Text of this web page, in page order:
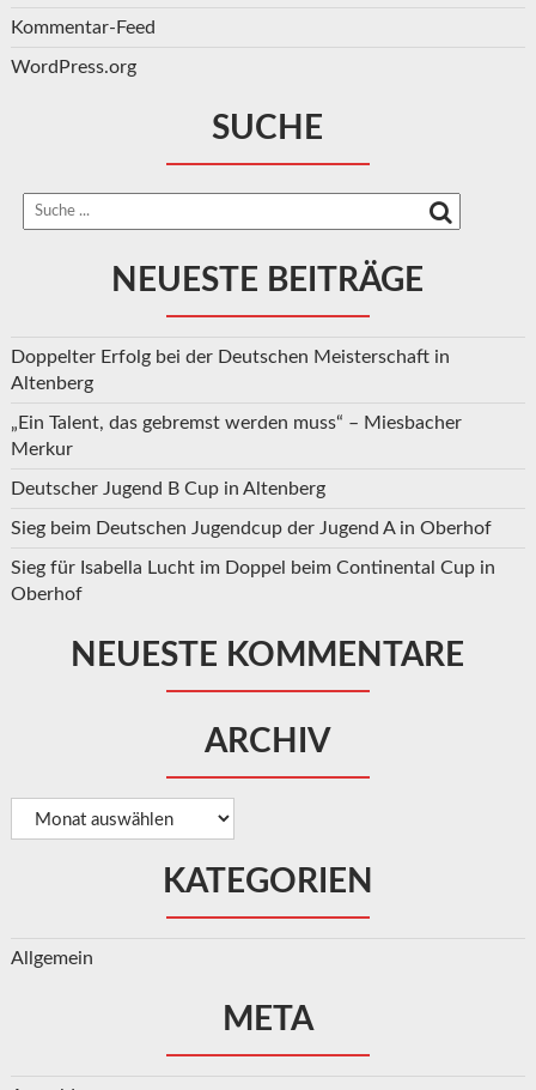
Kommentar-Feed
WordPress.org
SUCHE
NEUESTE BEITRÄGE
Doppelter Erfolg bei der Deutschen Meisterschaft in
Altenberg
„Ein Talent, das gebremst werden muss“ – Miesbacher
Merkur
Deutscher Jugend B Cup in Altenberg
Sieg beim Deutschen Jugendcup der Jugend A in Oberhof
Sieg für Isabella Lucht im Doppel beim Continental Cup in
Oberhof
NEUESTE KOMMENTARE
ARCHIV
Archiv
KATEGORIEN
Allgemein
META